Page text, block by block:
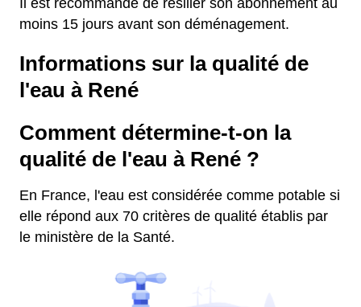
Il est recommandé de résilier son abonnement au
moins 15 jours avant son déménagement.
Informations sur la qualité de
l'eau à René
Comment détermine-t-on la
qualité de l'eau à René ?
En France, l'eau est considérée comme potable si
elle répond aux 70 critères de qualité établis par
le ministère de la Santé.